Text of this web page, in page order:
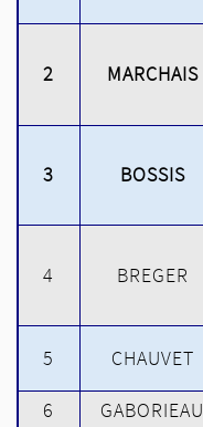
2 MARCHAIS
3 BOSSIS
4 BREGER
5 CHAUVET
6
GABORIEAU